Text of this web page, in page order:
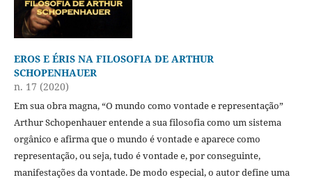
EROS E ÉRIS NA FILOSOFIA DE ARTHUR
SCHOPENHAUER
n. 17 (2020)
Em sua obra magna, “O mundo como vontade e representação”
Arthur Schopenhauer entende a sua filosofia como um sistema
orgânico e afirma que o mundo é vontade e aparece como
representação, ou seja, tudo é vontade e, por conseguinte,
manifestações da vontade. De modo especial, o autor define uma